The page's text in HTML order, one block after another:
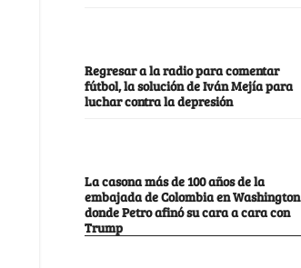
Regresar a la radio para comentar
fútbol, la solución de Iván Mejía para
luchar contra la depresión
La casona más de 100 años de la
embajada de Colombia en Washington
donde Petro afinó su cara a cara con
Trump